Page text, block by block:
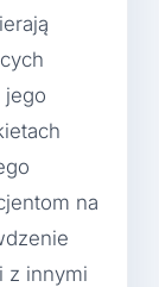
jego
na
z innymi